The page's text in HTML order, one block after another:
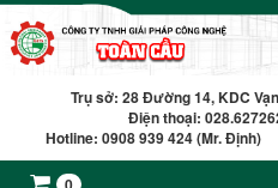
Trụ sở: 28 Đường 14, KDC
Điện thoại:
Hotline: 0908 939 424 (Mr.